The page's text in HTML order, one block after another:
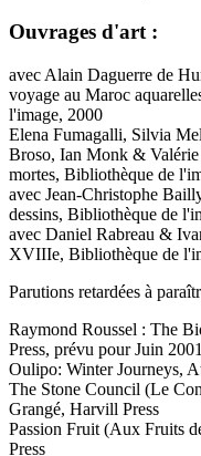
Ouvrages d'art :
avec Alain Daguerre de
voyage au Maroc
l'image, 2000
Elena Fumagalli, Silvia
Broso, Ian Monk &
mortes, Bibliothèque de
avec Jean-Christophe
dessins, Bibliothèque de
avec Daniel Rabreau &
XVIIIe, Bibliothèque de
Parutions retardées à
Raymond Roussel : The
Press, prévu pour Juin 2001
Oulipo: Winter Journeys,
The Stone Council (Le
Grangé, Harvill Press
Passion Fruit (Aux Fruits
Press